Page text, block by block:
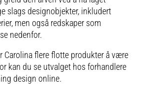
slags designobjekter, inkludert
men også redskaper som
nedenfor.
Carolina flere flotte produkter å være
kan du se utvalget hos forhandlere
design online.